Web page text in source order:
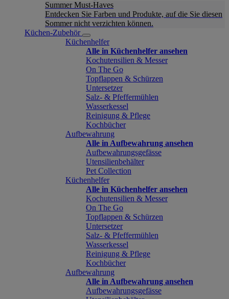
Summer Must-Haves
Entdecken Sie Farben und Produkte, auf die Sie diesen
Sommer nicht verzichten können.
Küchen-Zubehör
Küchenhelfer
Alle in Küchenhelfer ansehen
Kochutensilien & Messer
On The Go
Topflappen & Schürzen
Untersetzer
Salz- & Pfeffermühlen
Wasserkessel
Reinigung & Pflege
Kochbücher
Aufbewahrung
Alle in Aufbewahrung ansehen
Aufbewahrungsgefässe
Utensilienbehälter
Pet Collection
Küchenhelfer
Alle in Küchenhelfer ansehen
Kochutensilien & Messer
On The Go
Topflappen & Schürzen
Untersetzer
Salz- & Pfeffermühlen
Wasserkessel
Reinigung & Pflege
Kochbücher
Aufbewahrung
Alle in Aufbewahrung ansehen
Aufbewahrungsgefässe